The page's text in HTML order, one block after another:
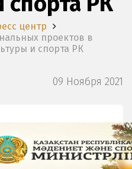
центр
проектов в
и спорта РК
09 Ноября 2021